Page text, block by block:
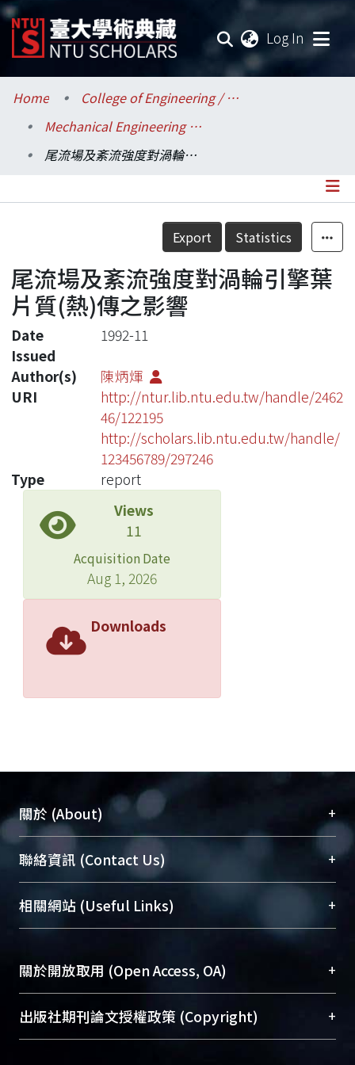
Log In
Communities & Collections
Research Outputs
Statistics
Home
College of Engineering / 工學院
Mechanical Engineering / 機械工程學系
尾流場及紊流強度對渦輪引擎葉片質(熱)傳之影響
Details
Export Statistics
尾流場及紊流強度對渦輪引擎葉
片質(熱)傳之影響
Date
Issued
1992-11
Author(s)
陳炳煇
URI
http://ntur.lib.ntu.edu.tw/handle/2462
46/122195
http://scholars.lib.ntu.edu.tw/handle/
123456789/297246
Type
report
Views
11
Acquisition Date
Aug 1, 2026
Downloads
關於 (About) +
臺大位居世界頂尖大學之列，為永久珍藏及向國際
展現本校豐碩的研究成果及學術能量，圖書館整合
機構典藏（NTUR）與學術庫（AH）不同功能平
台，成為臺大學術典藏NTU scholars。期能整合研
究能量、促進交流合作、保存學術產出、推廣研究
成果。
To permanently archive and promote researcher
profiles and scholarly works, Library integrates the
services of “NTU Repository” with “Academic
聯絡資訊 (Contact Us) +
總館學科館員(Main Library)
醫學圖書館學科館員(Medical Library)
(Social
Sciences Library)
相關網站 (Useful Links) +
關於開放取用 (Open Access, OA) +
開放取用是從使用者角度提升資訊取用性的社會運
動，應用在學術研究上是透過將研究著作公開供使
出版社期刊論文授權政策 (Copyright) +